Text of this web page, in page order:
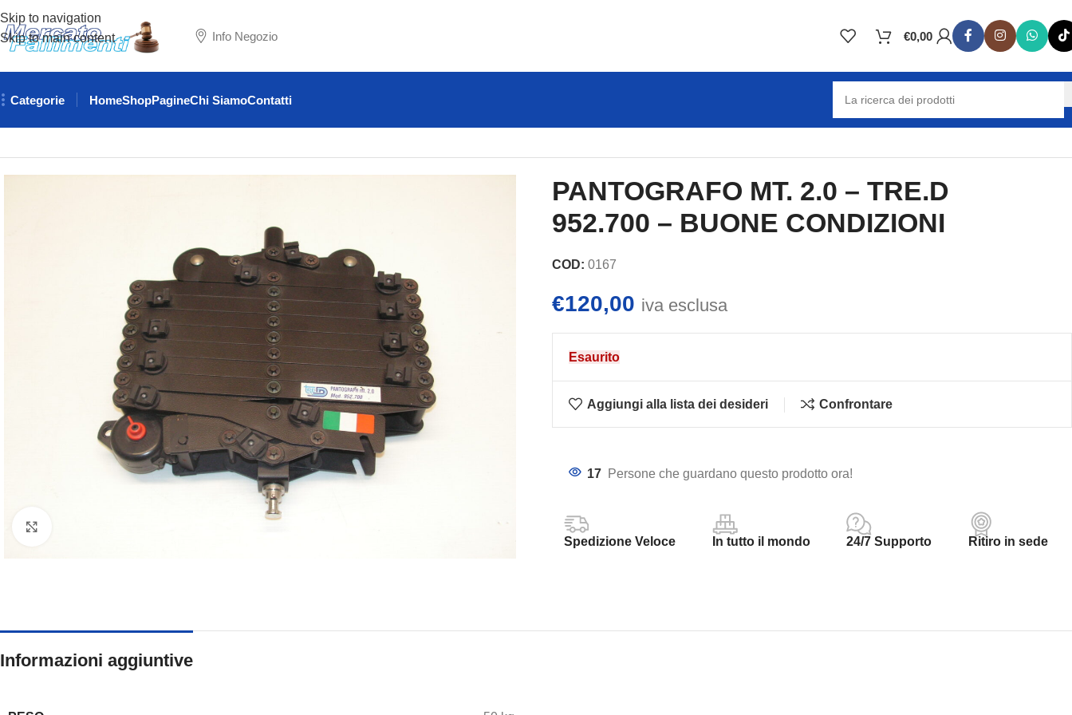
Skip to navigation
Skip to main content
Info Negozio €0,00
Categorie HomeShopPagineChi SiamoContatti
PANTOGRAFO MT. 2.0 – TRE.D
952.700 – BUONE CONDIZIONI
COD: 0167
€120,00 iva esclusa
Esaurito
Aggiungi alla lista dei desideri Confrontare
17 Persone che guardano questo prodotto ora!
Spedizione Veloce In tutto il mondo 24/7 Supporto Ritiro in sede
Informazioni aggiuntive